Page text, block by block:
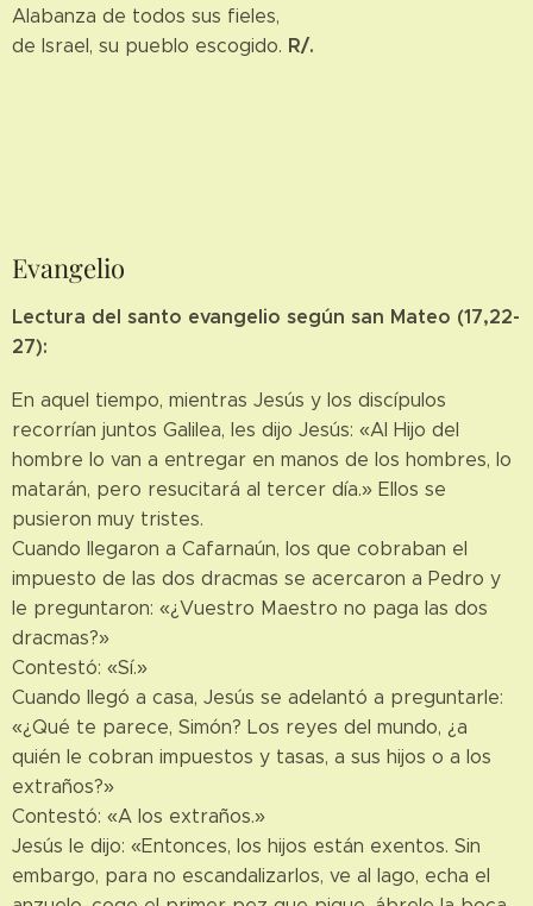
Alabanza de todos sus fieles,
de Israel, su pueblo escogido. R/.
Evangelio
Lectura del santo evangelio según san Mateo (17,22-
27):
En aquel tiempo, mientras Jesús y los discípulos
recorrían juntos Galilea, les dijo Jesús: «Al Hijo del
hombre lo van a entregar en manos de los hombres, lo
matarán, pero resucitará al tercer día.» Ellos se
pusieron muy tristes.
Cuando llegaron a Cafarnaún, los que cobraban el
impuesto de las dos dracmas se acercaron a Pedro y
le preguntaron: «¿Vuestro Maestro no paga las dos
dracmas?»
Contestó: «Sí.»
Cuando llegó a casa, Jesús se adelantó a preguntarle:
«¿Qué te parece, Simón? Los reyes del mundo, ¿a
quién le cobran impuestos y tasas, a sus hijos o a los
extraños?»
Contestó: «A los extraños.»
Jesús le dijo: «Entonces, los hijos están exentos. Sin
embargo, para no escandalizarlos, ve al lago, echa el